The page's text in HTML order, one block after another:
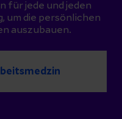
für jede und jeden
um die persönlichen
auszubauen.